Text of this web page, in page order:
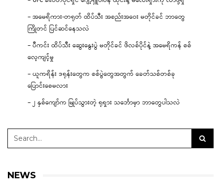
– အမေရိကား-တရုတ် ထိပ်သီး အစည်းအဝေး မတိုင်ခင် ဘာတွေ
ကြိုတင် ပြင်ဆင်နေသလဲ
– ပီကင်း ထိပ်သီး ဆွေးနွေးပွဲ မတိုင်ခင် ဖိလစ်ပိုင်နဲ့ အမေရိကန် စစ်
လေ့ကျင့်မှု
– ယူကရိန်း ဒရုန်းတွေက စစ်ပွဲတွေအတွက် ခေတ်သစ်တစ်ခု
ပြောင်းစေမလား
– ၂ နှစ်ကျော်က မြုပ်သွားတဲ့ ရုရှား သင်္ဘောမှာ ဘာတွေပါသလဲ
NEWS